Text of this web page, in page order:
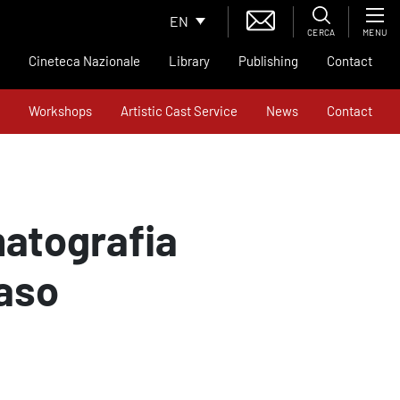
EN
CERCA MENU
Cineteca Nazionale Library Publishing Contact
Workshops Artistic Cast Service News Contact